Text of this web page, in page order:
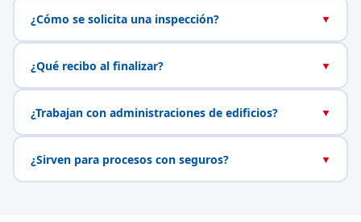
¿Cómo se solicita una inspección? ▼
¿Qué recibo al finalizar? ▼
¿Trabajan con administraciones de edificios? ▼
¿Sirven para procesos con seguros? ▼